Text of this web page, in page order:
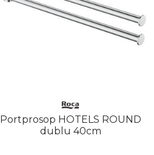
Portprosop HOTELS ROUND
dublu 40cm